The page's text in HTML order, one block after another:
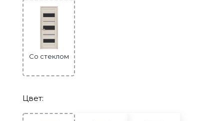
Со стеклом
Цвет: